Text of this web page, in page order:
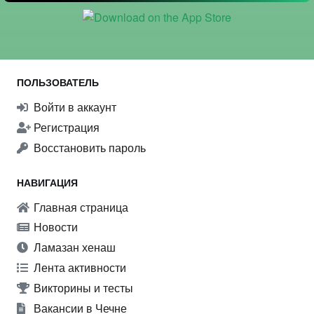
ПОЛЬЗОВАТЕЛЬ
Войти в аккаунт
Регистрация
Восстановить пароль
НАВИГАЦИЯ
Главная страница
Новости
Ламазан хенаш
Лента активности
Викторины и тесты
Вакансии в Чечне